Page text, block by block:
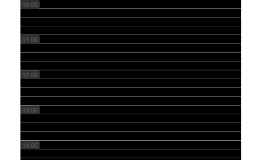
10:00
11:00
12:00
13:00
14:00